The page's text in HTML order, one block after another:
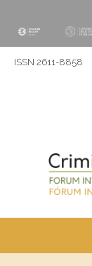
ISSN 2611-8858